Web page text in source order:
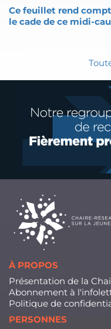
Ce feuillet rend
le cade de ce midi-
À PROPOS
Présentation de la
Abonnement à
Politique de
PERSONNES